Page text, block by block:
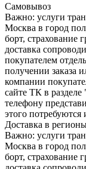
Самовывоз
Важно: услуги
Москва в город
борт, страхование
доставка
покупателем
получении заказа
компании
сайте ТК в
телефону
этого потребуются
Доставка в
Важно: услуги
Москва в город
борт, страхование